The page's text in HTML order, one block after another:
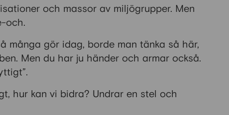
och massor av miljögrupper. Men
och.
många gör idag, borde man tänka så här,
Men du har ju händer och armar också.
hur kan vi bidra? Undrar en stel och